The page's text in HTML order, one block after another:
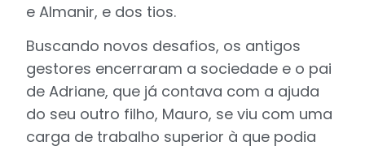
e Almanir, e dos tios.
Buscando novos desafios, os antigos
gestores encerraram a sociedade e o pai
de Adriane, que já contava com a ajuda
do seu outro filho, Mauro, se viu com uma
carga de trabalho superior à que podia